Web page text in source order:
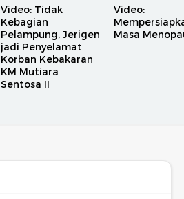
Video: Tidak
Kebagian
Pelampung, Jerigen
jadi Penyelamat
Korban Kebakaran
KM Mutiara
Sentosa II
Video:
Masa